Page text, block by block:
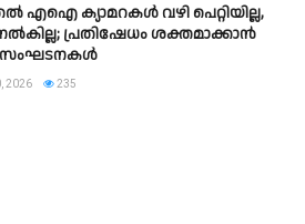
ക്യാമറകൾ വഴി പെറ്റിയില്ല,
പ്രതിഷേധം ശക്തമാക്കാൻ
സംഘടനകൾ
2026 235